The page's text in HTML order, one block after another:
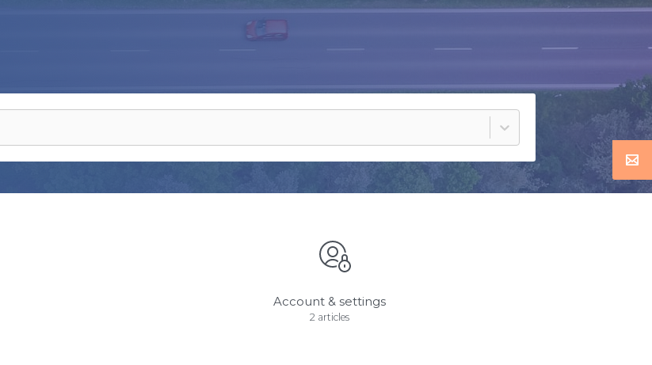
Account & settings
2 articles